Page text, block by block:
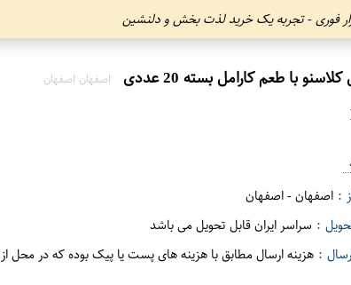
فوری - تجربه یک خرید لذت بخش و دلنشین
با طعم کارامل بسته 20 عددی اصفهان اصفهان
: اصفهان-اصفهان
: سراسر ایران قابل تحویل می باشد
: هزینه ارسال مطابق با هزینه های پست یا پیک بوده که در محل